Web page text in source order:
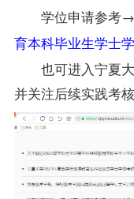
学位申请参考→
育本科毕业生学士
也可进入宁夏
并关注后续实践考